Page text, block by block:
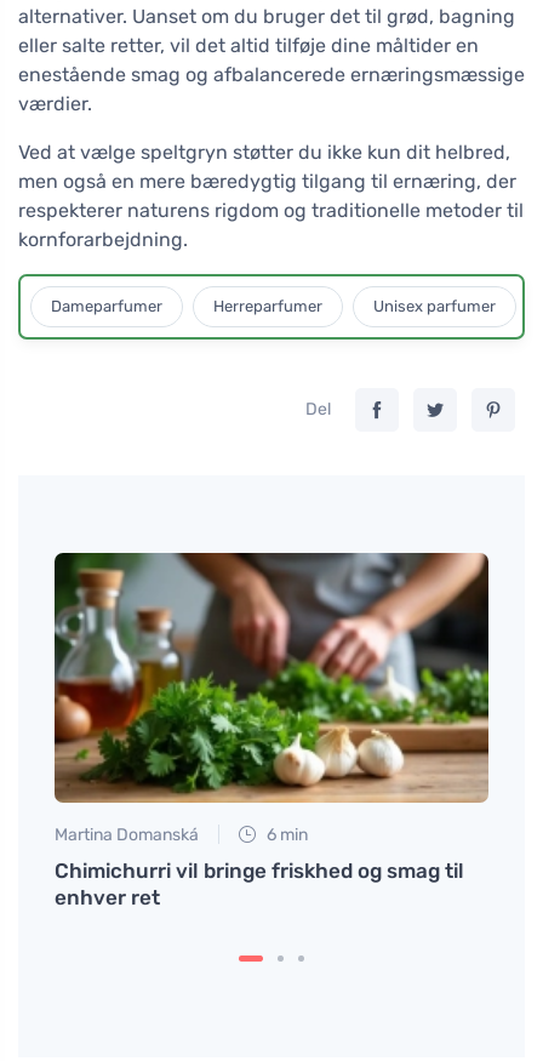
alternativer. Uanset om du bruger det til grød, bagning
eller salte retter, vil det altid tilføje dine måltider en
enestående smag og afbalancerede ernæringsmæssige
værdier.
Ved at vælge speltgryn støtter du ikke kun dit helbred,
men også en mere bæredygtig tilgang til ernæring, der
respekterer naturens rigdom og traditionelle metoder til
kornforarbejdning.
Dameparfumer Herreparfumer Unisex parfumer
Del
Martina Domanská 6 min
Chimichurri vil bringe friskhed og smag til
enhver ret